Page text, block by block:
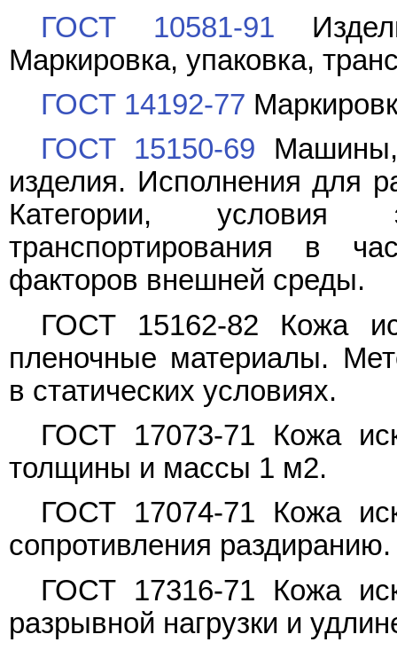
ГОСТ 10581-91
Маркировка, упаковка,
ГОСТ 14192-77
ГОСТ 15150-69 Машины,
изделия. Исполнения для
Категории, условия
транспортирования в
факторов внешней среды.
ГОСТ 15162-82 Кожа
пленочные материалы.
в статических условиях.
ГОСТ 17073-71 Кожа
толщины и массы 1 м2.
ГОСТ 17074-71 Кожа
сопротивления раздиранию.
ГОСТ 17316-71 Кожа
разрывной нагрузки и